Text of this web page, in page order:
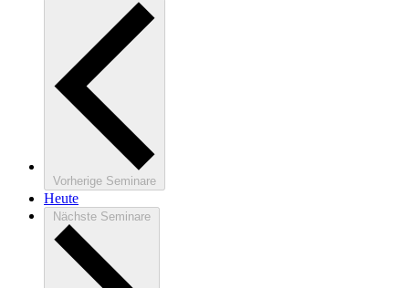
Vorherige Seminare
Heute
Nächste Seminare